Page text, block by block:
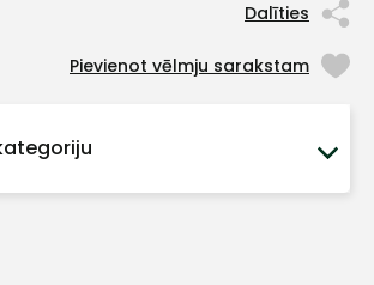
Dalīties
Pievienot vēlmju sarakstam